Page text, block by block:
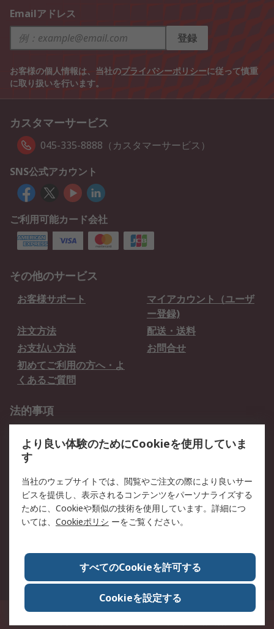
Emailアドレス
登録
お客様の個人情報は、当社のプライバシーポリシーに従って慎重
に取り扱いを行います。
カスタマーサービス
045-335-8888（カスタマーサービス）
SNS公式アカウント
ご利用可能カード会社
その他のサービス
お客様サポート
マイアカウント（ユーザ
ー登録)
注文方法
配送・送料
お支払い方法
お問合せ
初めてご利用の方へ・よ
くあるご質問
法的事項
クッキーポリシー
RSについて
会社概要
採用情報
プレスリリース＆お知ら
コーポレートサイト
全世界のRS
RSの歴史
ESGへの取り組み（英語）
認証について
〒240-0005 神奈川県横浜市保土ヶ谷区神戸町134番地 横浜ビジネスパーク ウ
より良い体験のためにCookieを使用していま
す
当社のウェブサイトでは、閲覧やご注文の際により良いサー
ビスを提供し、表示されるコンテンツをパーソナライズする
ために、Cookieや類似の技術を使用しています。詳細につ
いては、 Cookieポリシ ーをご覧ください。
すべてのCookieを許可する
Cookieを設定する